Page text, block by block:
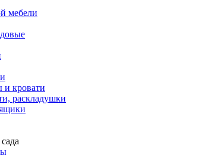
мебели
и кровати
раскладушки